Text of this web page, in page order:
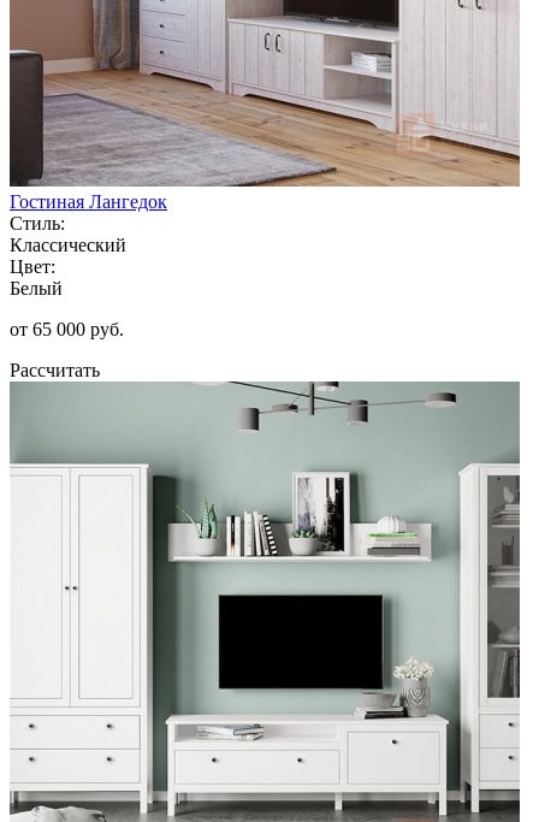
Гостиная Лангедок
Стиль:
Классический
Цвет:
Белый
от 65 000 руб.
Рассчитать